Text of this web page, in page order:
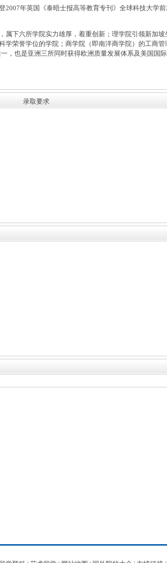
年英国《泰晤士报高等教育专刊》全球科技大学前
下六所学院实力雄厚，着重创新；理学院引领新加坡
学荣誉学位的学院；商学院（即南洋商学院）的工商管
，也是亚洲三所同时获得欧洲质量发展体系及美国国
录取要求